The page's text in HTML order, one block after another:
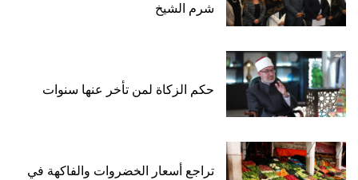
شرم الشيخ
حكم الزكاة لمن تأخر عنها سنوات
تراجع أسعار الخضروات والفاكهة في